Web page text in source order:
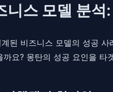
스 모델 분석
된 비즈니스 모델의 성공
요? 몽탄의 성공 요인을